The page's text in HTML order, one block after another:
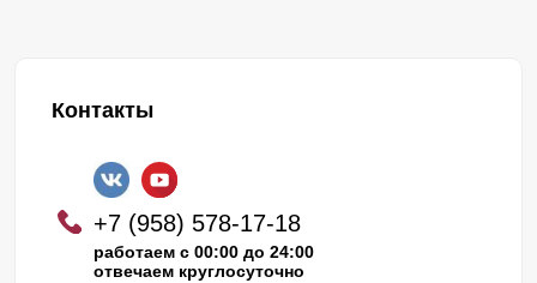
Контакты
+7 (958) 578-17-18
работаем с 00:00 до 24:00
отвечаем круглосуточно